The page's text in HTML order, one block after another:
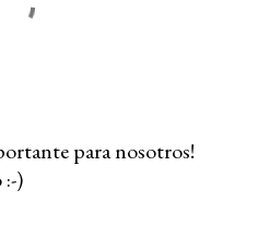
para nosotros!
)